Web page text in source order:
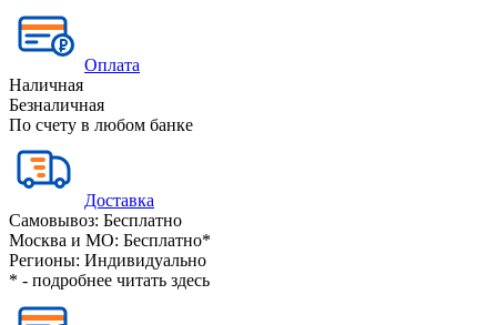
Оплата
Наличная
Безналичная
По счету в любом банке
Доставка
Самовывоз: Бесплатно
Москва и МО: Бесплатно*
Регионы: Индивидуально
* - подробнее читать здесь